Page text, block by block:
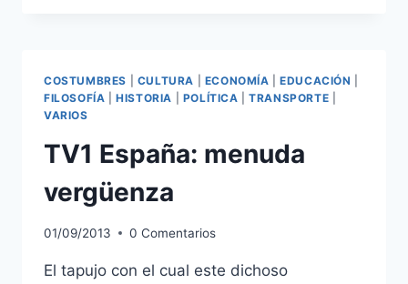
COSTUMBRES CULTURA ECONOMÍA |EDUCACIÓN
FILOSOFÍA |HISTORIA POLÍTICA |TRANSPORTE
VARIOS
TV1 España: menuda
vergüenza
01/09/2013 0 Comentarios
El tapujo con el cual este dichoso